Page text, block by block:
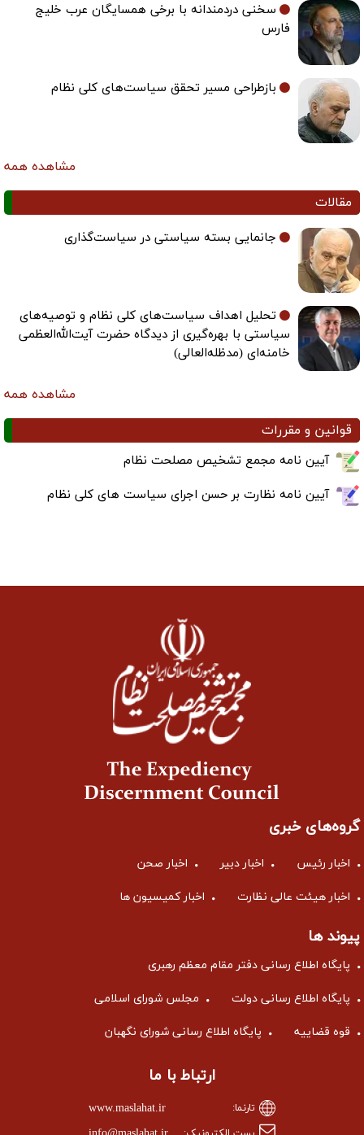
سخنی دردمندانه با برخی همسایگان عرب خلیج
فارس
بازطراحی مسیر تحقق سیاست‌های کلی نظام
مشاهده همه
مقالات
جانمایی بسته سیاستی در سیاست‌گذاری
تحلیل اهداف سیاست‌های کلی نظام و توصیه‌های
سیاستی با بهره‌گیری از دیدگاه حضرت آیت‌الله‌العظمی
خامنه‌ای (مدظله‌العالی)
مشاهده همه
قوانین و مقررات
آیین نامه مجمع تشخیص مصلحت نظام
آیین نامه نظارت بر حسن اجرای سیاست های کلی نظام
گروه‌های خبری
اخبار رئیس اخبار دبیر اخبار صحن
اخبار هیئت عالی نظارت اخبار کمیسیون ها
پیوند ها
پایگاه اطلاع رسانی دفتر مقام معظم رهبری
پایگاه اطلاع رسانی دولت مجلس شورای اسلامی
قوه قضاییه پایگاه اطلاع رسانی شورای نگهبان
ارتباط با ما
تارنما: www.maslahat.ir